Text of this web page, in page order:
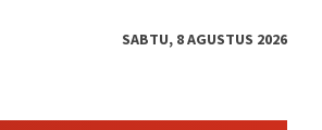
SABTU, 8 AGUSTUS 2026